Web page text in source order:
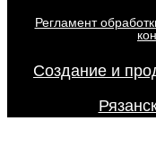
Регламент
Создание и